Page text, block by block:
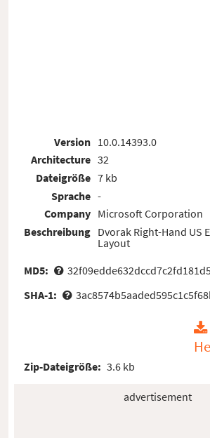
Version
Architecture
Dateigröße
Sprache
Company
Beschreibung
10.0.14393.0
32
7 kb
-
Microsoft Corporation
Dvorak Right-Hand US
Layout
MD5:
SHA-1:
Zip-Dateigröße: 3.6 kb
advertisement